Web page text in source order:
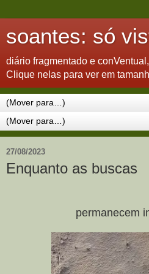
soantes: só
diário fragmentado e
Clique nelas para ver em
27/08/2023
Enquanto as buscas
permanecem